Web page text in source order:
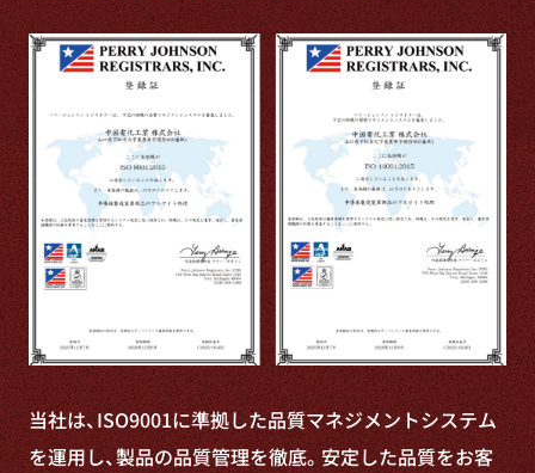
当社は、ISO9001に準拠した品質マネジメントシステム
を運用し、製品の品質管理を徹底。安定した品質をお客